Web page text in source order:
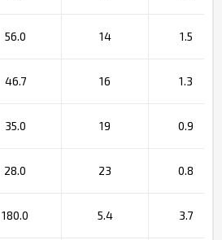
56.0 14 1.5
46.7 16 1.3
35.0 19 0.9
28.0 23 0.8
180.0 5.4 3.7